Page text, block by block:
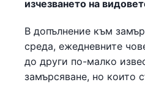
изчезването на
В допълнение към
среда, ежедневните
до други по-малко
замърсяване, но които